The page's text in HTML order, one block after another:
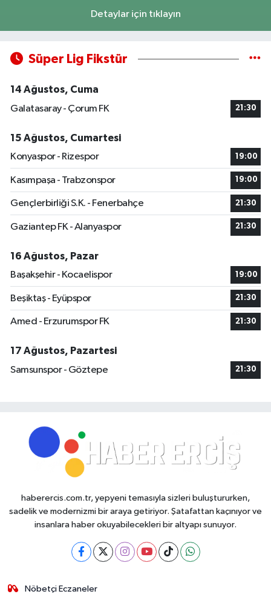
Detaylar için tıklayın
Süper Lig Fikstür
14 Ağustos, Cuma
Galatasaray - Çorum FK
21:30
15 Ağustos, Cumartesi
Konyaspor - Rizespor
19:00
Kasımpaşa - Trabzonspor 19:00
Gençlerbirliği S.K. - Fenerbahçe 21:30
Gaziantep FK - Alanyaspor 21:30
16 Ağustos, Pazar
Başakşehir - Kocaelispor
19:00
Beşiktaş - Eyüpspor 21:30
Amed - Erzurumspor FK 21:30
17 Ağustos, Pazartesi
Samsunspor - Göztepe
21:30
haberercis.com.tr, yepyeni temasıyla sizleri buluştururken,
sadelik ve modernizmi bir araya getiriyor. Şatafattan kaçınıyor ve
insanlara haber okuyabilecekleri bir altyapı sunuyor.
Nöbetçi Eczaneler